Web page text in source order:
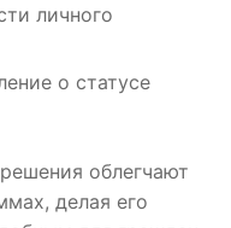
личного
о статусе
облегчают
делая его